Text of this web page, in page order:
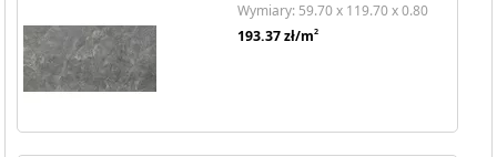
Wymiary: 59.70 x 119.70 x 0.80
193.37zł/m2